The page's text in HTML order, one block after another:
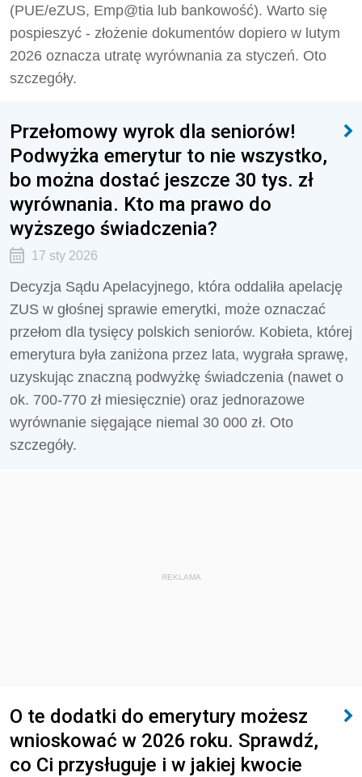
(PUE/eZUS, Emp@tia lub bankowość). Warto się
pospieszyć - złożenie dokumentów dopiero w lutym
2026 oznacza utratę wyrównania za styczeń. Oto
szczegóły.
Przełomowy wyrok dla seniorów!
Podwyżka emerytur to nie wszystko,
bo można dostać jeszcze 30 tys. zł
wyrównania. Kto ma prawo do
wyższego świadczenia?
17 sty 2026
Decyzja Sądu Apelacyjnego, która oddaliła apelację
ZUS w głośnej sprawie emerytki, może oznaczać
przełom dla tysięcy polskich seniorów. Kobieta, której
emerytura była zaniżona przez lata, wygrała sprawę,
uzyskując znaczną podwyżkę świadczenia (nawet o
ok. 700-770 zł miesięcznie) oraz jednorazowe
wyrównanie sięgające niemal 30 000 zł. Oto
szczegóły.
REKLAMA
O te dodatki do emerytury możesz
wnioskować w 2026 roku. Sprawdź,
co Ci przysługuje i w jakiej kwocie